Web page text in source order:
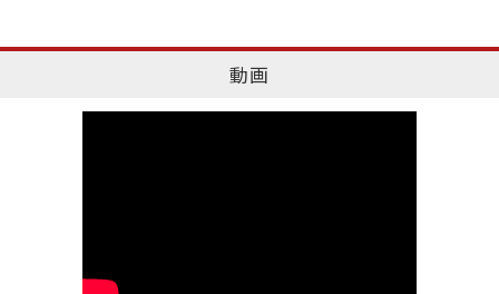
動画